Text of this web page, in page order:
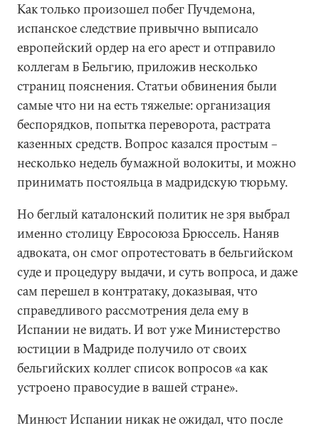
Как только произошел побег Пучдемона,
испанское следствие привычно выписало
европейский ордер на его арест и отправило
коллегам в Бельгию, приложив несколько
страниц пояснения. Статьи обвинения были
самые что ни на есть тяжелые: организация
беспорядков, попытка переворота, растрата
казенных средств. Вопрос казался простым –
несколько недель бумажной волокиты, и можно
принимать постояльца в мадридскую тюрьму.
Но беглый каталонский политик не зря выбрал
именно столицу Евросоюза Брюссель. Наняв
адвоката, он смог опротестовать в бельгийском
суде и процедуру выдачи, и суть вопроса, и даже
сам перешел в контратаку, доказывая, что
справедливого рассмотрения дела ему в
Испании не видать. И вот уже Министерство
юстиции в Мадриде получило от своих
бельгийских коллег список вопросов «а как
устроено правосудие в вашей стране».
Минюст Испании никак не ожидал, что после